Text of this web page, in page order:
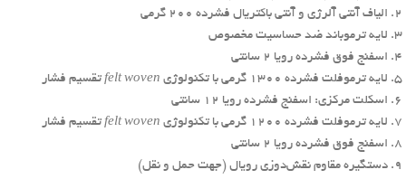
الیاف آنتی آلرژی و آنتی باکتریال فشرده ۲۰۰ گرمی
لایه ترموباند ضد حساسیت مخصوص
اسفنج فوق فشرده رویا ۲ سانتی
لایه ترموفلت فشرده ۱۳۰۰ گرمی با تکنولوژی
felt woven تقسیم فشار
اسکلت مرکزی: اسفنج فشرده رویا ۱۲ سانتی
لایه ترموفلت فشرده ۱۲۰۰ گرمی با تکنولوژی
felt woven تقسیم فشار
اسفنج فوق فشرده رویا ۲ سانتی
دستگیره مقاوم نقش‌دوزی رویال (جهت حمل و نقل)